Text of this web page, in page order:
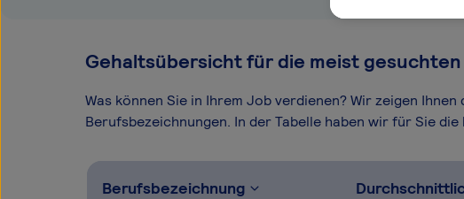
Gehaltsübersicht für die meist
Was können Sie in Ihrem Job verdienen? Wir zeigen
Berufsbezeichnungen. In der Tabelle haben wir für Sie
Berufsbezeichnung